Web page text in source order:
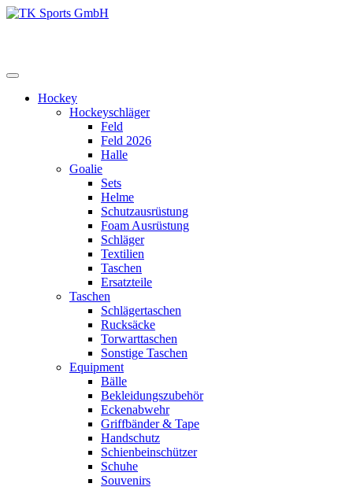
Zum
Hockey
Hockeyschläger
Feld
Feld 2026
Halle
Goalie
Sets
Helme
Schutzausrüstung
Foam Ausrüstung
Schläger
Textilien
Taschen
Ersatzteile
Taschen
Schlägertaschen
Rucksäcke
Torwarttaschen
Sonstige Taschen
Equipment
Bälle
Bekleidungszubehör
Eckenabwehr
Griffbänder & Tape
Handschutz
Schienbeinschützer
Schuhe
Souvenirs